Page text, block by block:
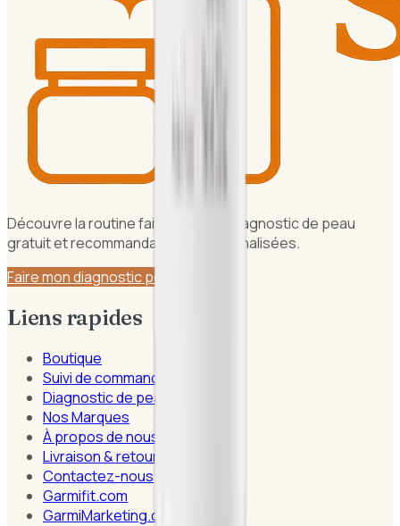
Découvre la routine faite pour toi. Diagnostic de peau
gratuit et recommandations personnalisées.
Faire mon diagnostic peau
Liens rapides
Boutique
Suivi de commande
Diagnostic de peau
Nos Marques
À propos de nous
Livraison & retours
Contactez-nous
Garmifit.com
GarmiMarketing.com